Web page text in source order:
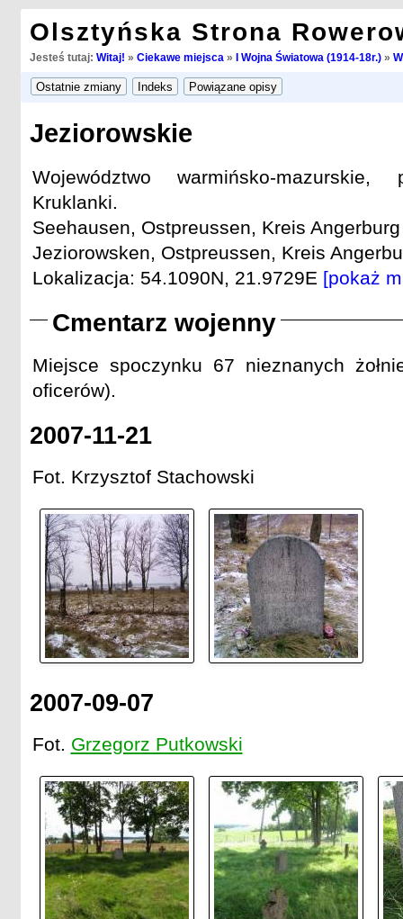
Olsztyńska Strona
Jesteś tutaj: Witaj! » Ciekawe miejsca » I Wojna Światowa (1914-18r.)»
Jeziorowskie
Województwo warmińsko-
Kruklanki.
Seehausen, Ostpreussen, Kreis
Jeziorowsken, Ostpreussen, Kreis
Lokalizacja: 54.1090N, 21.9729E [pokaż
Cmentarz wojenny
Miejsce spoczynku 67 nieznanych
oficerów).
2007-11-21
Fot. Krzysztof Stachowski
2007-09-07
Fot. Grzegorz Putkowski